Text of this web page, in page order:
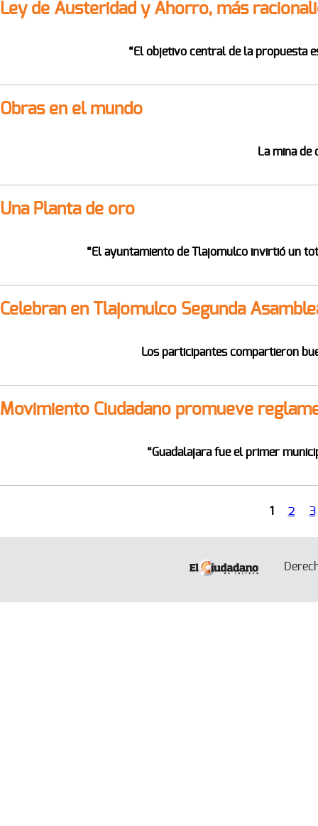
Ley de Austeridad y Ahorro, más
“El objetivo central de la propuesta
Obras en el mundo
La mina de
Una Planta de oro
“El ayuntamiento de Tlajomulco invirtió un
Celebran en Tlajomulco Segunda
Los participantes compartieron
Movimiento Ciudadano promueve
“Guadalajara fue el primer
1 2 3